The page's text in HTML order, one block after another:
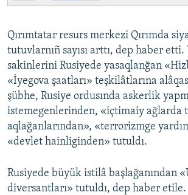
Qırımtatar resurs merkezi Qırımda
tutuvlarnıñ sayısı arttı, dep haber etti.
sakinlerini Rusiyede yasaqlanğan
«İyegova şaatları» teşkilâtlarına
şübhe, Rusiye ordusında askerlik
istemegenlerinden, «içtimaiy ağlarda
aqlağanlarından», «terrorizmge
«devlet hainliginden» tutuldı.
Rusiyede büyük istilâ başlağanından
diversantları» tutuldı, dep haber